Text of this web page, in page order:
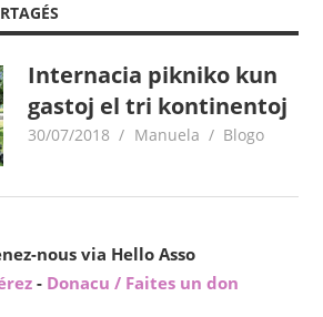
Internacia pikniko kun
gastoj el tri kontinentoj
30/07/2018 Manuela Blogo
nous via Hello Asso
- Donacu / Faites un don